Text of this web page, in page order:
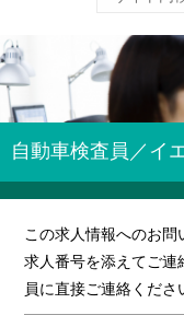
自動車検査員／イ
この求人情報へのお問
求人番号を添えてご連
員に直接ご連絡くださ